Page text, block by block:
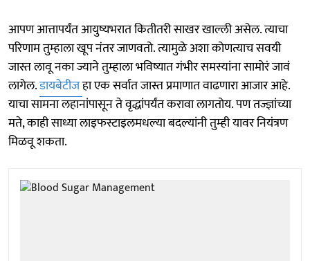
आपण आत्तापर्यंत आयुष्यभरात कितीतरी साखर खाल्ली असेल. त्याचा
परिणाम तुम्हाला खूप नंतर जाणवतो. त्यामुळे अशा कोणत्याच सवयी
जास्त लावू नका ज्याने तुम्हाला भविष्यात गंभीर समस्यांना सामोरं जावं
लागेल.डायबेटीजहा एक सर्वात जास्त प्रमाणात वाढणारा आजार आहे.
याचा सामना लहानांपासून ते वृद्धांपर्यंत करावा लागतोय. पण तज्ज्ञांच्या
मते, काही साध्या लाइफस्टाइलमधल्या बदल्यांनी तुम्ही यावर नियंत्रण
मिळवू शकता.